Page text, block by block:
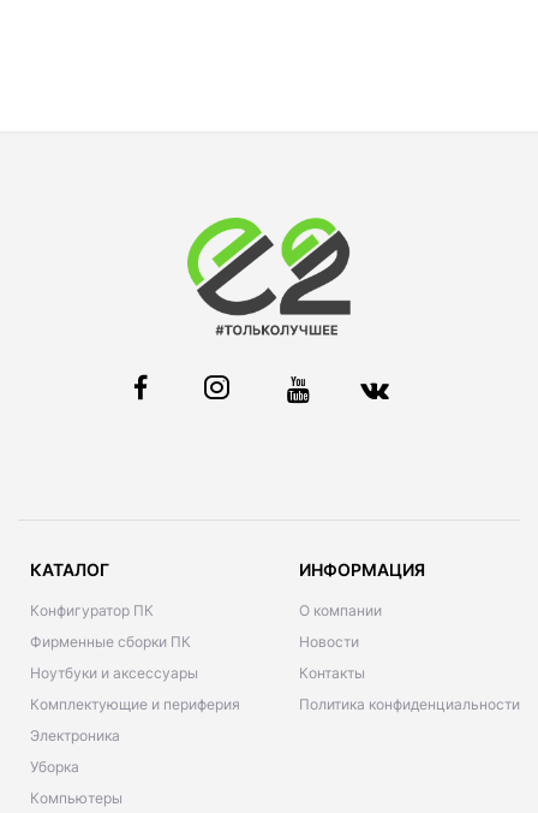
КАТАЛОГ
Конфигуратор ПК
Фирменные сборки ПК
Ноутбуки и аксессуары
Комплектующие и периферия
Электроника
Уборка
Компьютеры
ИНФОРМАЦИЯ
О компании
Новости
Контакты
Политика конфиденциальности